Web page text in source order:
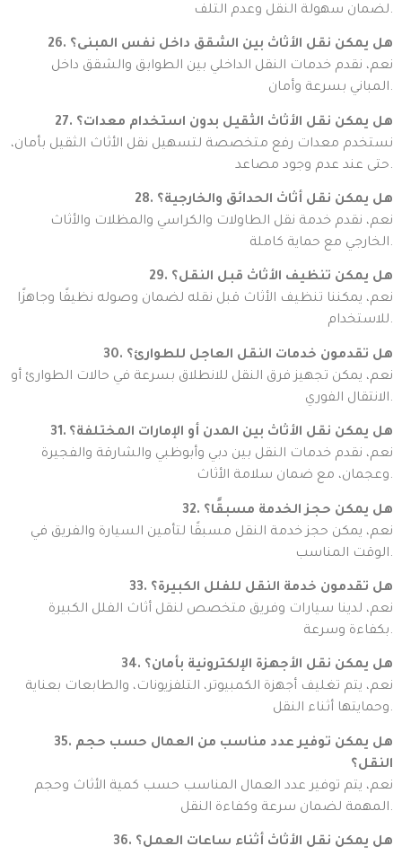
لضمان سهولة النقل وعدم التلف.
26. هل يمكن نقل الأثاث بين الشقق داخل نفس المبنى؟
نعم، نقدم خدمات النقل الداخلي بين الطوابق والشقق داخل
المباني بسرعة وأمان.
27. هل يمكن نقل الأثاث الثقيل بدون استخدام معدات؟
نستخدم معدات رفع متخصصة لتسهيل نقل الأثاث الثقيل بأمان،
حتى عند عدم وجود مصاعد.
28. هل يمكن نقل أثاث الحدائق والخارجية؟
نعم، نقدم خدمة نقل الطاولات والكراسي والمظلات والأثاث
الخارجي مع حماية كاملة.
29. هل يمكن تنظيف الأثاث قبل النقل؟
نعم، يمكننا تنظيف الأثاث قبل نقله لضمان وصوله نظيفًا وجاهزًا
للاستخدام.
30. هل تقدمون خدمات النقل العاجل للطوارئ؟
نعم، يمكن تجهيز فرق النقل للانطلاق بسرعة في حالات الطوارئ أو
الانتقال الفوري.
31. هل يمكن نقل الأثاث بين المدن أو الإمارات المختلفة؟
نعم، نقدم خدمات النقل بين دبي وأبوظبي والشارقة والفجيرة
وعجمان، مع ضمان سلامة الأثاث.
32. هل يمكن حجز الخدمة مسبقًا؟
نعم، يمكن حجز خدمة النقل مسبقًا لتأمين السيارة والفريق في
الوقت المناسب.
33. هل تقدمون خدمة النقل للفلل الكبيرة؟
نعم، لدينا سيارات وفريق متخصص لنقل أثاث الفلل الكبيرة
بكفاءة وسرعة.
34. هل يمكن نقل الأجهزة الإلكترونية بأمان؟
نعم، يتم تغليف أجهزة الكمبيوتر، التلفزيونات، والطابعات بعناية
وحمايتها أثناء النقل.
35. هل يمكن توفير عدد مناسب من العمال حسب حجم
النقل؟
نعم، يتم توفير عدد العمال المناسب حسب كمية الأثاث وحجم
المهمة لضمان سرعة وكفاءة النقل.
36. هل يمكن نقل الأثاث أثناء ساعات العمل؟